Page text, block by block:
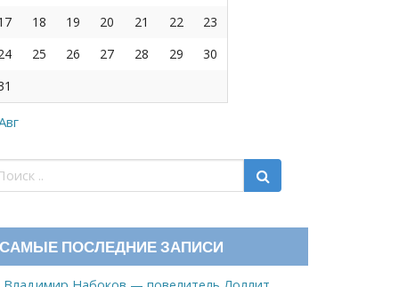
18 19 20 21 22
23
25 26 27 28 29
30
САМЫЕ ПОСЛЕДНИЕ ЗАПИСИ